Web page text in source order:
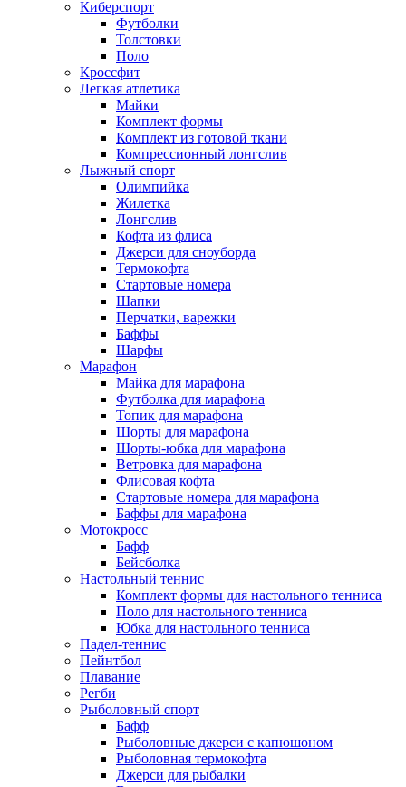
Киберспорт
Футболки
Толстовки
Поло
Кроссфит
Легкая атлетика
Майки
Комплект формы
Комплект из готовой ткани
Компрессионный лонгслив
Лыжный спорт
Олимпийка
Жилетка
Лонгслив
Кофта из флиса
Джерси для сноуборда
Термокофта
Стартовые номера
Шапки
Перчатки, варежки
Баффы
Шарфы
Марафон
Майка для марафона
Футболка для марафона
Топик для марафона
Шорты для марафона
Шорты-юбка для марафона
Ветровка для марафона
Флисовая кофта
Стартовые номера для марафона
Баффы для марафона
Мотокросс
Бафф
Бейсболка
Настольный теннис
Комплект формы для настольного тенниса
Поло для настольного тенниса
Юбка для настольного тенниса
Падел-теннис
Пейнтбол
Плавание
Регби
Рыболовный спорт
Бафф
Рыболовные джерси с капюшоном
Рыболовная термокофта
Джерси для рыбалки